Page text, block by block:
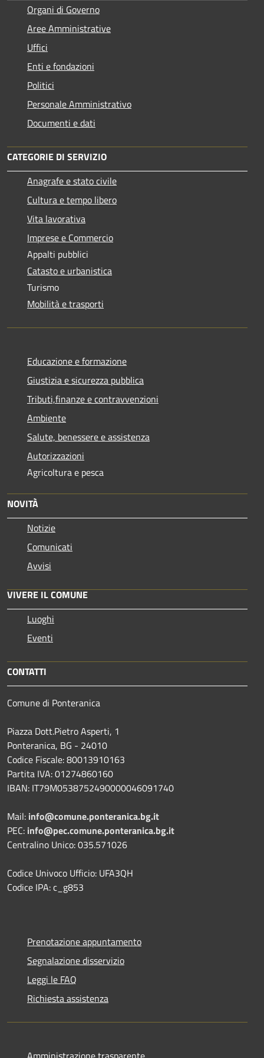
Organi di Governo
Aree Amministrative
Uffici
Enti e fondazioni
Politici
Personale Amministrativo
Documenti e dati
CATEGORIE DI SERVIZIO
Anagrafe e stato civile
Cultura e tempo libero
Vita lavorativa
Imprese e Commercio
Appalti pubblici
Catasto e urbanistica
Turismo
Mobilità e trasporti
Educazione e formazione
Giustizia e sicurezza pubblica
Tributi,finanze e contravvenzioni
Ambiente
Salute, benessere e assistenza
Autorizzazioni
Agricoltura e pesca
NOVITÀ
Notizie
Comunicati
Avvisi
VIVERE IL COMUNE
Luoghi
Eventi
CONTATTI
Comune di Ponteranica
Piazza Dott.Pietro Asperti, 1
Ponteranica, BG - 24010
Codice Fiscale: 80013910163
Partita IVA: 01274860160
IBAN: IT79M0538752490000046091740
Mail: info@comune.ponteranica.bg.it
PEC: info@pec.comune.ponteranica.bg.it
Centralino Unico: 035.571026
Codice Univoco Ufficio: UFA3QH
Codice IPA: c_g853
Prenotazione appuntamento
Segnalazione disservizio
Leggi le FAQ
Richiesta assistenza